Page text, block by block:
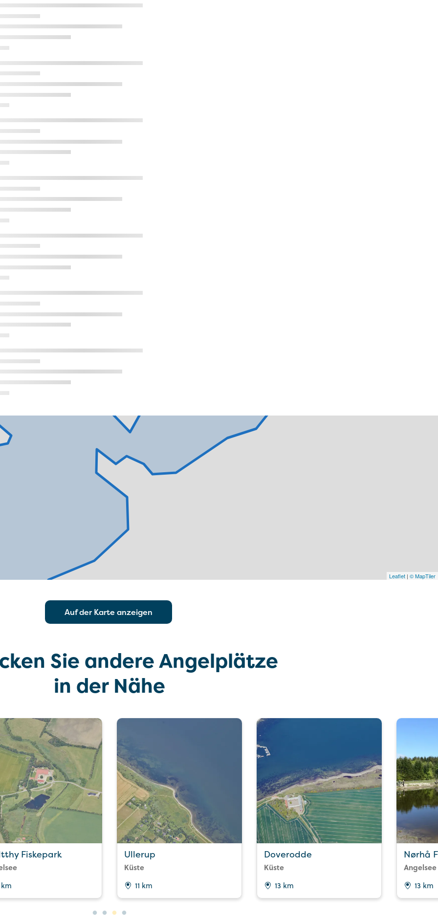
Leaflet | © MapTiler
Auf der Karte anzeigen
Sie andere Angelplätze
in der Nähe
Fiskepark Ullerup
Küste
11 km
Doverodde
Küste
13 km
Nørhå
Angelsee
13 km